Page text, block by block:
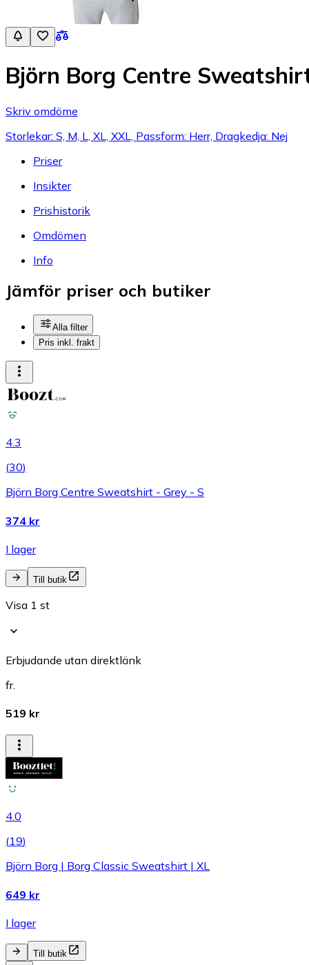
Björn Borg Centre
Skriv omdöme
Storlekar: S, M, L, XL, XXL, Passform: Herr, Dragkedja: Nej
Priser
Insikter
Prishistorik
Omdömen
Info
Jämför priser och butiker
Alla filter
Pris inkl. frakt
4.3
(30)
Björn Borg Centre Sweatshirt - Grey - S
374 kr
I lager
Till butik
Visa 1 st
Erbjudande utan direktlänk
fr.
519 kr
4.0
(19)
Björn Borg | Borg Classic Sweatshirt | XL
649 kr
I lager
Till butik